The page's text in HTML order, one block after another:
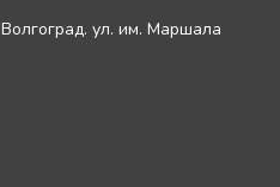
Волгоград. ул. им. Маршала